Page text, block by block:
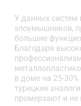
У данных
злоумышников,
большие
Благодаря
в доме на 25-
турецкие
промерзают и не